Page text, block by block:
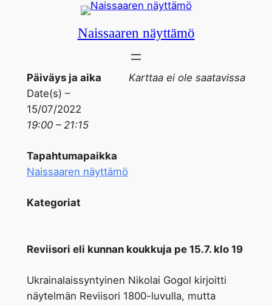
Naissaaren näyttämö
Karttaa ei ole saatavissa
Päiväys ja aika
Date(s) –
15/07/2022
19:00 – 21:15
Tapahtumapaikka
Naissaaren näyttämö
Kategoriat
Reviisori eli kunnan koukkuja pe 15.7. klo 19
Ukrainalaissyntyinen Nikolai Gogol kirjoitti
näytelmän Reviisori 1800-luvulla, mutta